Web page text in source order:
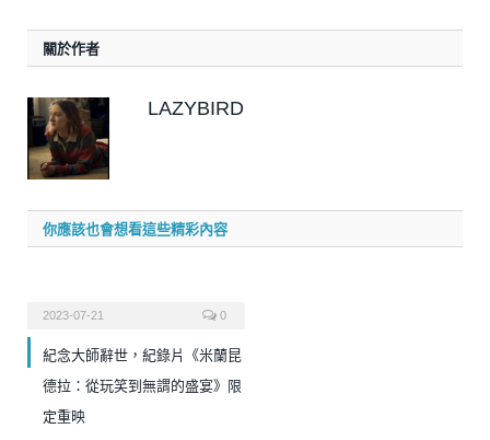
關於作者
LAZYBIRD
你應該也會想看這些精彩內容
2023-07-21 0
紀念大師辭世，紀錄片《米蘭昆
德拉：從玩笑到無謂的盛宴》限
定重映